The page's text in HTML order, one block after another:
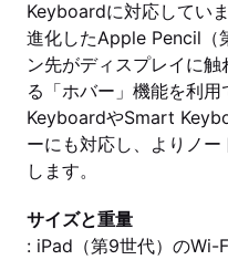
Keyboardに対応してい
進化したApple Pencil（
ン先がディスプレイに
る「ホバー」機能を利
KeyboardやSmart
ーにも対応し、よりノ
します。
サイズと重量
: iPad（第9世代）のWi-